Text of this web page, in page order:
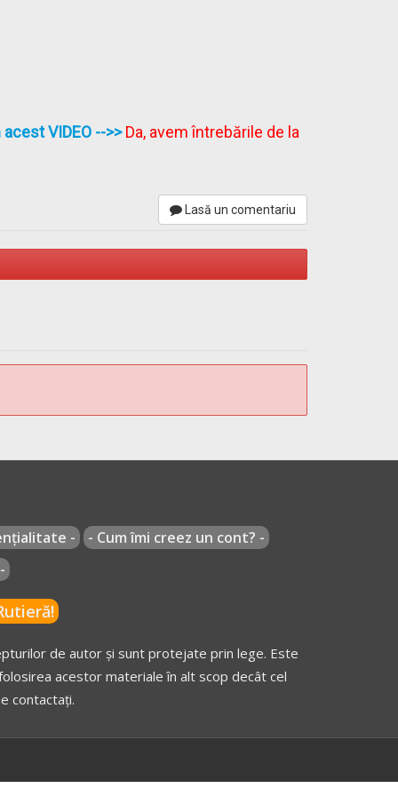
VIDEO -->>Da, avem întrebările de la
Lasă un comentariu
-
- Cum îmi creez un cont? -
de autor și sunt protejate prin lege. Este
acestor materiale în alt scop decât cel
contactați.